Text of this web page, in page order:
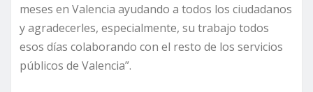
meses en Valencia ayudando a todos los ciudadanos
y agradecerles, especialmente, su trabajo todos
esos días colaborando con el resto de los servicios
públicos de Valencia”.